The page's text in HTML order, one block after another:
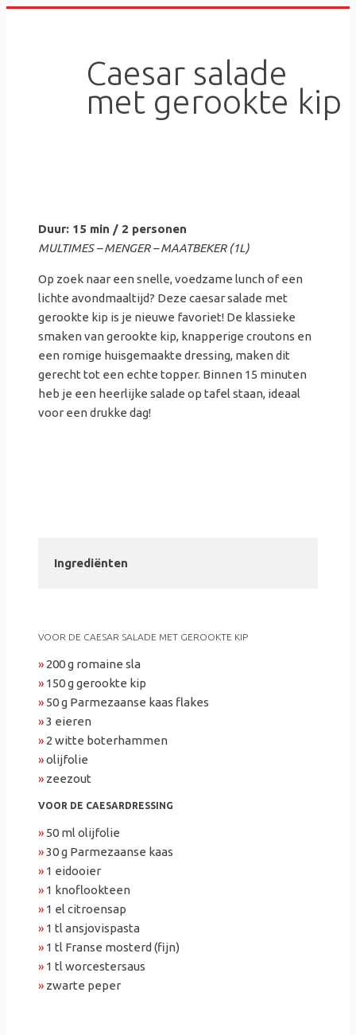
Caesar salade
met gerookte kip
Duur: 15 min / 2 personen
MULTIMES – MENGER – MAATBEKER (1L)
Op zoek naar een snelle, voedzame lunch of een
lichte avondmaaltijd? Deze caesar salade met
gerookte kip is je nieuwe favoriet! De klassieke
smaken van gerookte kip, knapperige croutons en
een romige huisgemaakte dressing, maken dit
gerecht tot een echte topper. Binnen 15 minuten
heb je een heerlijke salade op tafel staan, ideaal
voor een drukke dag!
Ingrediënten
VOOR DE CAESAR SALADE MET GEROOKTE KIP
» 200 g romaine sla
» 150 g gerookte kip
» 50 g Parmezaanse kaas flakes
»3 eieren
» 2 witte boterhammen
»olijfolie
» zeezout
VOOR DE CAESARDRESSING
» 50 ml olijfolie
»30 g Parmezaanse kaas
» 1 eidooier
» 1 knoflookteen
» 1 el citroensap
» 1 tl ansjovispasta
» 1 tl Franse mosterd (fijn)
» 1 tl worcestersaus
» zwarte peper